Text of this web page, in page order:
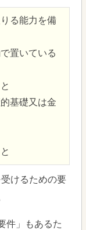
る能力を備
置いている
基礎又は金
けるための要
件」もあるた